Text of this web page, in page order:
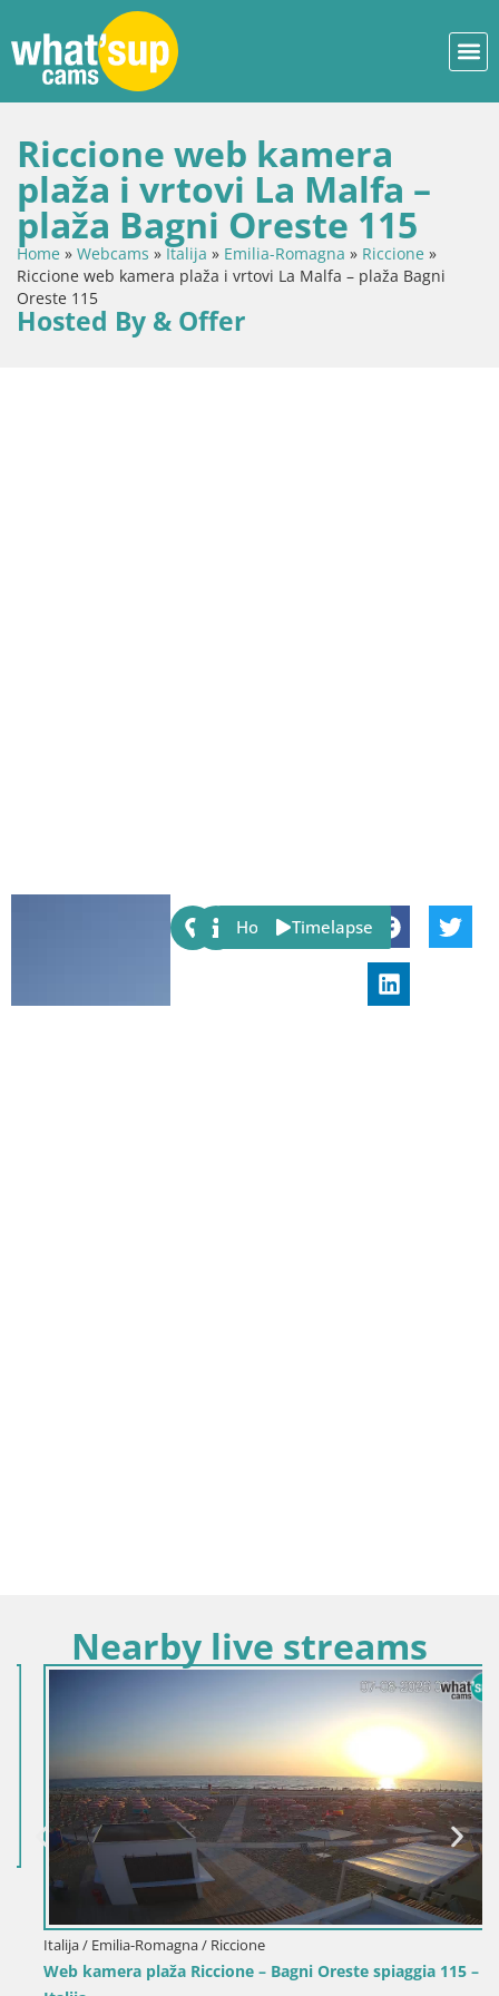
Riccione web kamera
plaža i vrtovi La Malfa –
plaža Bagni Oreste 115
Home » Webcams » Italija » Emilia-Romagna » Riccione »
Riccione web kamera plaža i vrtovi La Malfa – plaža Bagni
Oreste 115
Hosted By & Offer
Share:
Host Timelapse
Nearby live streams
Italija / Emilia-Romagna / Riccione
Web kamera plaža Riccione – Bagni Oreste spiaggia 115 –